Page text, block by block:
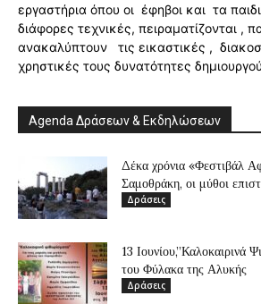
εργαστήρια όπου οι έφηβοι και τα
διάφορες τεχνικές, πειραματίζονται ,
ανακαλύπτουν τις εικαστικές ,
χρηστικές τους δυνατότητες
Agenda Δράσεων & Εκδηλώσεων
Δέκα χρόνια «Φεστιβάλ
Σαμοθράκη, οι μύθοι
Δράσεις
13 Ιουνίου,”Καλοκαιρινά
του Φύλακα της Αλυκής
Δράσεις